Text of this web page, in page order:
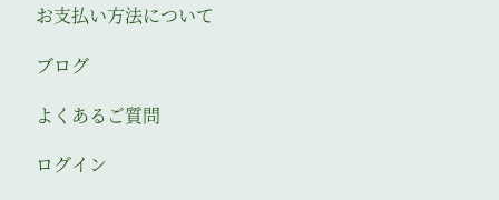
お支払い方法について
ブログ
よくあるご質問
ログイン